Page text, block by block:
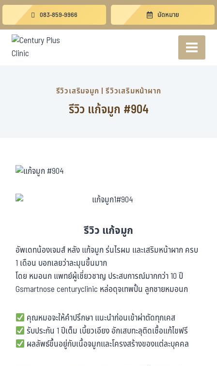
083-859-9966 นัดหมาย
รีวิวเสริมจมูก | รีวิวเสริมหน้าผาก
รีวิว แก้จมูก #904
รีวิว แก้จมูก
อัพเดทน้องเจมส์ หลัง แก้จมูก ร่นไรผม และเสริมหน้าผาก ครบ
1 เดือน บอกเลยว่าละมุนขึ้นมาก
โดย หมอนก แพทย์ผู้เชี่ยวชาญ ประสบการณ์มากกว่า 10 ปี
Gsmartnose centuryclinic หล่อดุจเทพปั้น ลูกชายหมอนก
คุณหมอจะให้คำปรึกษา แนะนำก่อนเข้าผ่าตัดทุกเคส
รับประกัน 1 ปีเต็ม เบี้ยวเอียง อักเสบทะลุติดเชื้อแก้ไขฟรี
ผลลัพธ์ขึ้นอยู่กับเนื้อจมูกและโครงสร้างของแต่ละบุคคล